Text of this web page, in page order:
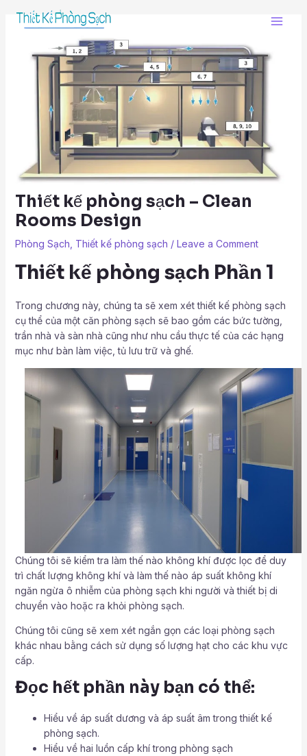
Thiết kế phòng sạch – Clean
Rooms Design
Phòng Sạch Thiết kế phòng sạch / Leave a Comment
Thiết kế phòng sạch Phần 1
Trong chương này, chúng ta sẽ xem xét thiết kế phòng sạch
cụ thể của một căn phòng sạch sẽ bao gồm các bức tường,
trần nhà và sàn nhà cũng như nhu cầu thực tế của các hạng
mục như bàn làm việc, tủ lưu trữ và ghế.
Chúng tôi sẽ kiểm tra làm thế nào không khí được lọc để duy
trì chất lượng không khí và làm thế nào áp suất không khí
ngăn ngừa ô nhiễm của phòng sạch khi người và thiết bị di
chuyển vào hoặc ra khỏi phòng sạch.
Chúng tôi cũng sẽ xem xét ngắn gọn các loại phòng sạch
khác nhau bằng cách sử dụng số lượng hạt cho các khu vực
cấp.
Đọc hết phần này bạn có thể:
Hiểu về áp suất dương và áp suất âm trong thiết kế
phòng sạch.
Hiểu về hai luồn cấp khí trong phòng sạch
navigation